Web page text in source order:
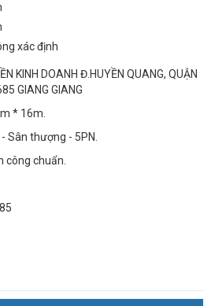
xác định
KINH DOANH Đ.HUYỀN QUANG, QUẬN
GIANG GIANG
* 16m.
Sân thượng - 5PN.
công chuẩn.